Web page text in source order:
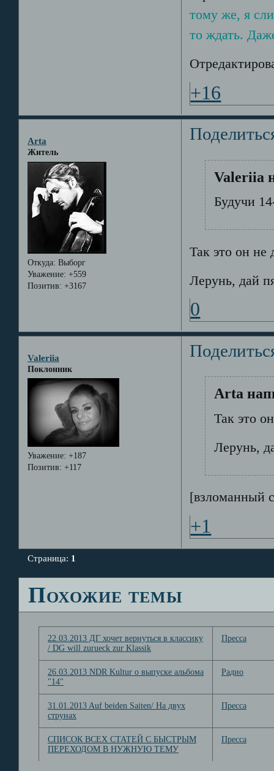
тому же, я
то ждать.
+16
Arta
Житель
Откуда: Выборг
Уважение: +559
Позитив: +3167
Valeriia
Будучи
Так это он не
Лерунь, дай
0
Valeriia
Поклонник
Уважение: +187
Позитив: +117
Arta
Так это
Лерунь,
[взломанный
+1
Страница: 1
Похожие темы
22.03.2013 ДГ хочет вернуться в классику
/ DG will zurueck zur Klassik
Пресса
26.03.2013 NDR Kultur о выпуске альбома
"14"
Радио
31.01.2013 Auf beiden Saiten/ На двух
струнах
Пресса
СПИСОК ВСЕХ СТАТЕЙ С БЫСТРЫМ
ПЕРЕХОДОМ В НУЖНУЮ ТЕМУ
Пресса